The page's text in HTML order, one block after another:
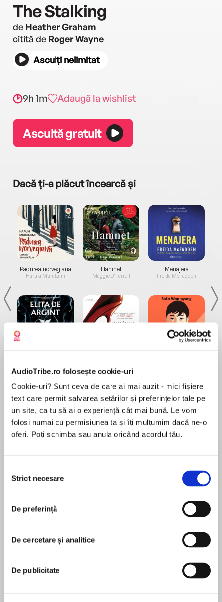
AudioTribe.ro folosește cookie-uri
Cookie-uri? Sunt ceva de care ai mai auzit - mici fișiere
text care permit salvarea setărilor și preferințelor tale pe
un site, ca tu să ai o experiență cât mai bună. Le vom
folosi numai cu permisiunea ta și îți mulțumim dacă ne-o
oferi. Poți schimba sau anula oricând acordul tău.
consimțământului
Strict necesare
De preferință
De cercetare și analitice
De publicitate
The Stalking
de Heather Graham
citită de Roger Wayne
Asculți nelimitat
9h 1m Adaugă la wishlist
Ascultă gratuit
Dacă ți-a plăcut încearcă și
Pădurea norvegiană
Haruki Murakami
de...
Dani Francis
Hamnet
Maggie O'Farrell
la...
Lauren Weisberger
Menajera
Freida McFadden
Desprecarte
Dark legends come to life
Artiste, Cheyenne Donegal thinks a grim part of
her past is finally put to rest. Her cousin had
been the twisted killer’s final victim, and then-
teenage Cheyenne was integral in bringing him
FBI agent. And now she’s back in Louisiana
because someone is murdering young women in
În acest moment nu există recenzii
Heather Graham
New York Times and USA Today bestselling
author Heather Graham has written more than a